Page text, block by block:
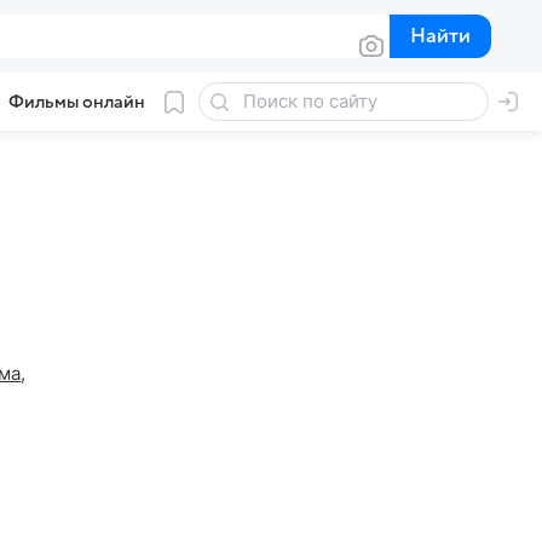
Найти
Найти
Фильмы онлайн
,